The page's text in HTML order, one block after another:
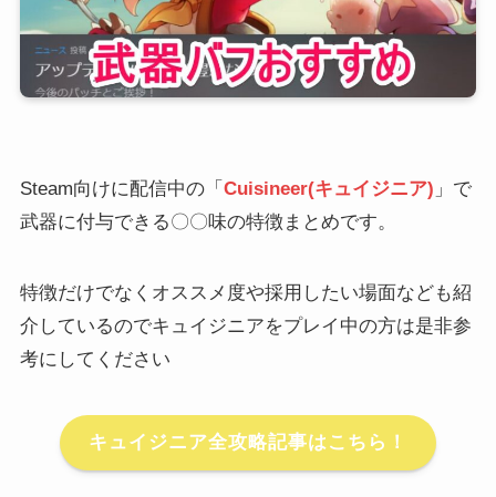
Steam向けに配信中の「 Cuisineer(キュイジニア) 」で
武器に付与できる〇〇味の特徴まとめです。
特徴だけでなくオススメ度や採用したい場面なども紹
介しているのでキュイジニアをプレイ中の方は是非参
考にしてください
キュイジニア全攻略記事はこちら！